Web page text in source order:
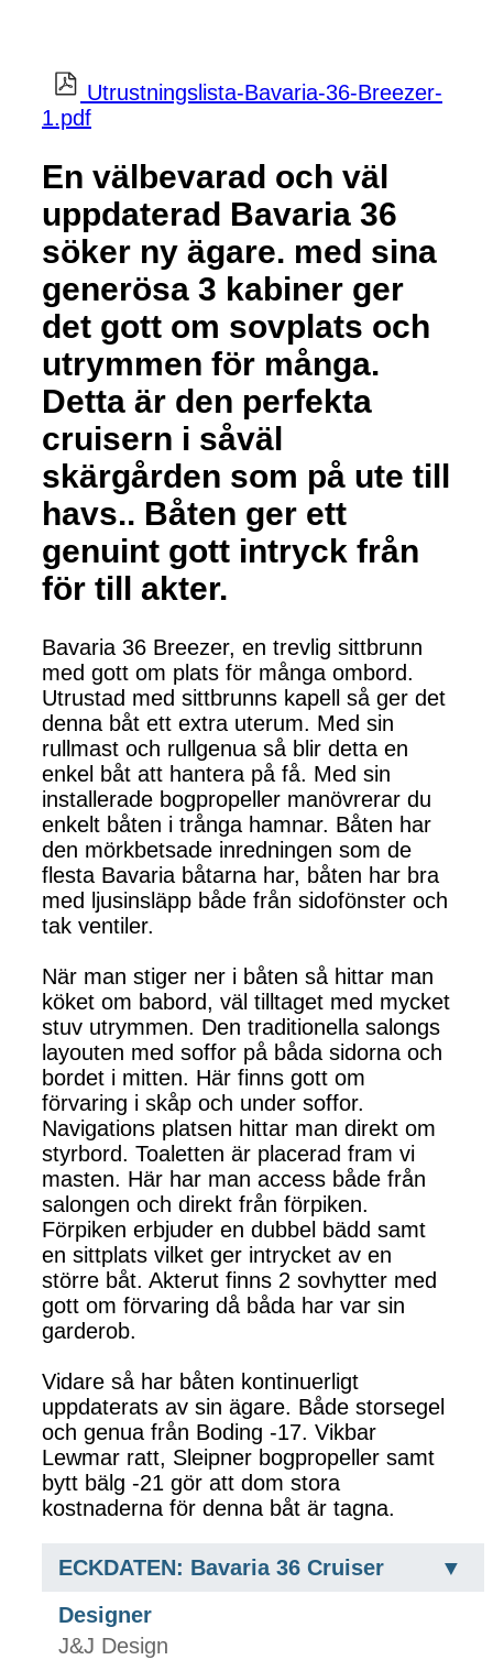
Utrustningslista-Bavaria-36-Breezer-
1.pdf
En välbevarad och väl
uppdaterad Bavaria 36
söker ny ägare. med sina
generösa 3 kabiner ger
det gott om sovplats och
utrymmen för många.
Detta är den perfekta
cruisern i såväl
skärgården som på ute till
havs.. Båten ger ett
genuint gott intryck från
för till akter.
Bavaria 36 Breezer, en trevlig sittbrunn
med gott om plats för många ombord.
Utrustad med sittbrunns kapell så ger det
denna båt ett extra uterum. Med sin
rullmast och rullgenua så blir detta en
enkel båt att hantera på få. Med sin
installerade bogpropeller manövrerar du
enkelt båten i trånga hamnar. Båten har
den mörkbetsade inredningen som de
flesta Bavaria båtarna har, båten har bra
med ljusinsläpp både från sidofönster och
tak ventiler.
När man stiger ner i båten så hittar man
köket om babord, väl tilltaget med mycket
stuv utrymmen. Den traditionella salongs
layouten med soffor på båda sidorna och
bordet i mitten. Här finns gott om
förvaring i skåp och under soffor.
Navigations platsen hittar man direkt om
styrbord. Toaletten är placerad fram vi
masten. Här har man access både från
salongen och direkt från förpiken.
Förpiken erbjuder en dubbel bädd samt
en sittplats vilket ger intrycket av en
större båt. Akterut finns 2 sovhytter med
gott om förvaring då båda har var sin
garderob.
Vidare så har båten kontinuerligt
uppdaterats av sin ägare. Både storsegel
och genua från Boding -17. Vikbar
Lewmar ratt, Sleipner bogpropeller samt
bytt bälg -21 gör att dom stora
kostnaderna för denna båt är tagna.
ECKDATEN: Bavaria 36 Cruiser
Designer
J&J Design